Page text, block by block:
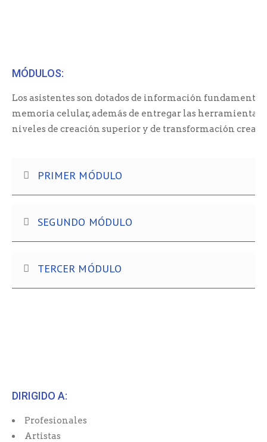
MÓDULOS:
Los asistentes son dotados de información
memoria celular, además de entregar las herramientas
niveles de creación superior y de transformación
PRIMER MÓDULO
SEGUNDO MÓDULO
TERCER MÓDULO
DIRIGIDO A:
Profesionales
Artistas